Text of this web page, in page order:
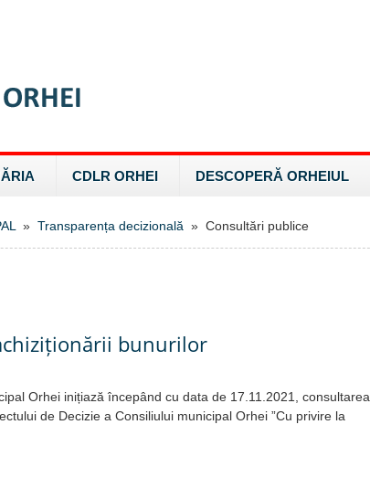
CDLR ORHEI DESCOPERĂ ORHEIUL
» Transparența decizională » Consultări publice
bunurilor
Orhei inițiază începând cu data de 17.11.2021, consultarea
de Decizie a Consiliului municipal Orhei ”Cu privire la